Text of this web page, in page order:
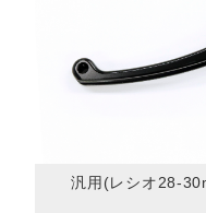
汎用(レシオ28-